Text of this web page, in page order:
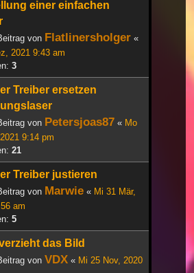
einer einfachen
von Flatlinersholger «
2021 9:43 am
3
Treiber ersetzen
von Petersjoas87 « Mo
9:14 pm
21
Treiber justieren
von Marwie « Mi 31 Mär,
am
5
das Bild
von VDX « Mi 25 Nov, 2020